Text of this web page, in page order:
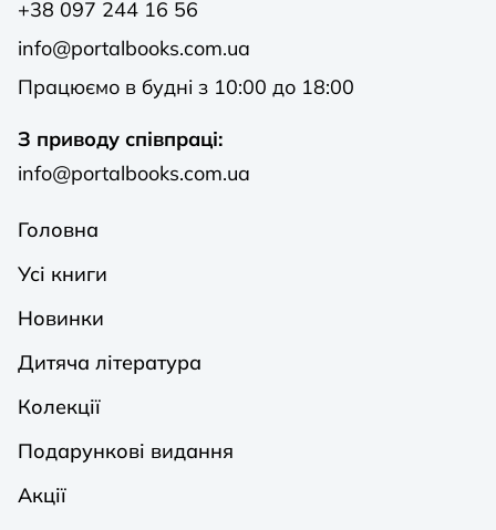
+38 097 244 16 56
info@portalbooks.com.ua
Працюємо в будні з 10:00 до 18:00
З приводу співпраці:
info@portalbooks.com.ua
Головна
Усі книги
Новинки
Дитяча література
Колекції
Подарункові видання
Акції